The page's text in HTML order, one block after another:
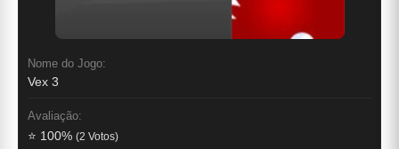
Nome do Jogo:
Vex 3
Avaliação:
⭐ 100% (2 Votos)